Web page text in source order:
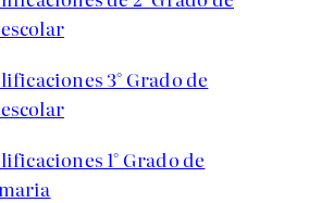
3° Grado de
1° Grado de